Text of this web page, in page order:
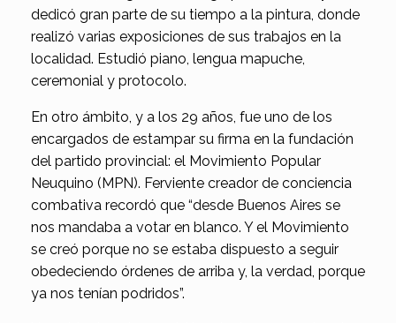
dedicó gran parte de su tiempo a la pintura, donde
realizó varias exposiciones de sus trabajos en la
localidad. Estudió piano, lengua mapuche,
ceremonial y protocolo.
En otro ámbito, y a los 29 años, fue uno de los
encargados de estampar su firma en la fundación
del partido provincial: el Movimiento Popular
Neuquino (MPN). Ferviente creador de conciencia
combativa recordó que “desde Buenos Aires se
nos mandaba a votar en blanco. Y el Movimiento
se creó porque no se estaba dispuesto a seguir
obedeciendo órdenes de arriba y, la verdad, porque
ya nos tenían podridos”.